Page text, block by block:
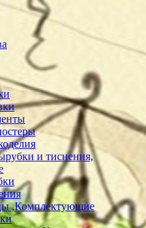
и тиснения,
,Комплектующие